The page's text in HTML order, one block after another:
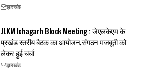
झारखंड
JLKM Ichagarh Block Meeting : जेएलकेएम के
प्रखंड स्तरीय बैठक का आयोजन,संगठन मजबूती को
लेकर हुई चर्चा
झारखंड